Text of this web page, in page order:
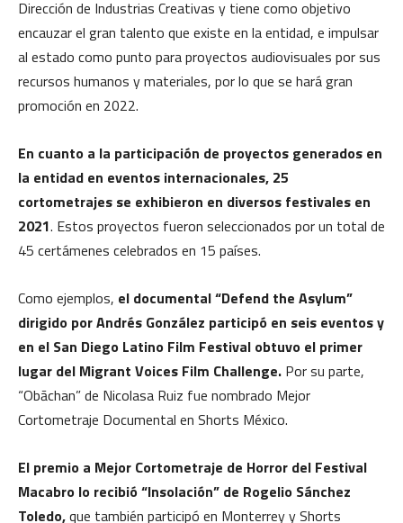
Dirección de Industrias Creativas y tiene como objetivo
encauzar el gran talento que existe en la entidad, e impulsar
al estado como punto para proyectos audiovisuales por sus
recursos humanos y materiales, por lo que se hará gran
promoción en 2022.
En cuanto a la participación de proyectos generados en
la entidad en eventos internacionales, 25
cortometrajes se exhibieron en diversos festivales en
2021. Estos proyectos fueron seleccionados por un total de
45 certámenes celebrados en 15 países.
Como ejemplos, el documental “Defend the Asylum”
dirigido por Andrés González participó en seis eventos y
en el San Diego Latino Film Festival obtuvo el primer
lugar del Migrant Voices Film Challenge. Por su parte,
“Obāchan” de Nicolasa Ruiz fue nombrado Mejor
Cortometraje Documental en Shorts México.
El premio a Mejor Cortometraje de Horror del Festival
Macabro lo recibió “Insolación” de Rogelio Sánchez
Toledo,que también participó en Monterrey y Shorts